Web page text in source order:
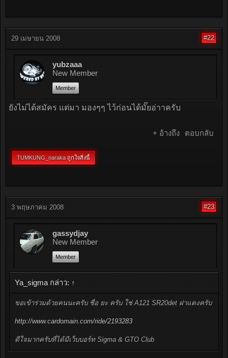
29 เมษายน 2008 #22
yubzaaa
New Member
Member
ยังไม่ได้สมัคร แต่มา มองๆๆ ไว้ก่อนได้มั๊ยอ่าาครับ
+ อ้างถึง ตอบกลับ
TUMKUNG_naraka ถูกใจสิ่งนี้
3 พฤษภาคม 2008 #23
gassydjay
New Member
Member
Ya_sigma กล่าว: ↑
ขอเข้าร่วมด้วยคนนะครับ ชื่อ ยะ ครับ ใช่ A121 SR20det ฝาแดงครับ
http://www.cardomain.com/ride/2193283
ดีใจมากครับที่ได้มีเว็บบอร์ท Sigma & GTO Club